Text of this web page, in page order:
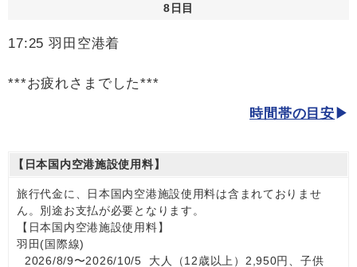
8日目
17:25 羽田空港着
***お疲れさまでした***
時間帯の目安
【日本国内空港施設使用料】
旅行代金に、日本国内空港施設使用料は含まれておりませ
ん。別途お支払が必要となります。
【日本国内空港施設使用料】
羽田(国際線)
2026/8/9〜2026/10/5 大人（12歳以上）2,950円、子供